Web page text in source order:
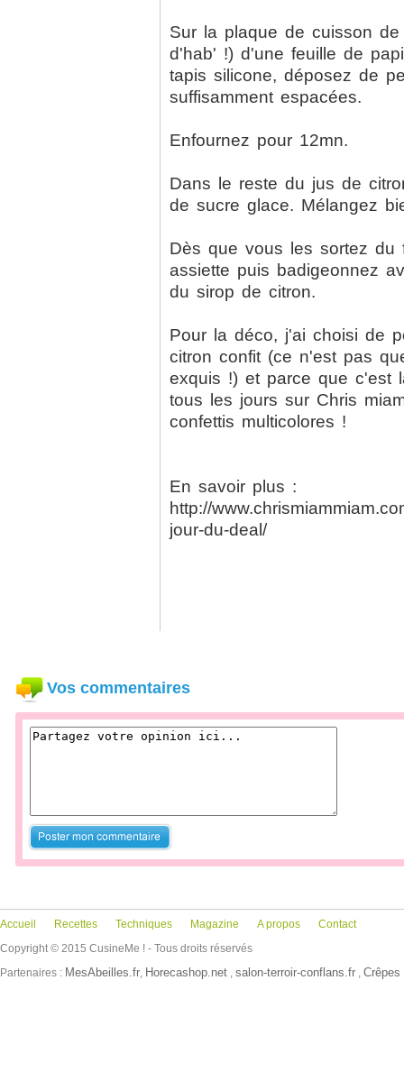
Sur la plaque de cuisson
d'hab' !) d'une feuille de
tapis silicone, déposez de
suffisamment espacées.
Enfournez pour 12mn.
Dans le reste du jus de
de sucre glace. Mélangez
Dès que vous les sortez du
assiette puis badigeonnez
du sirop de citron.
Pour la déco, j'ai choisi de
citron confit (ce n'est pas
exquis !) et parce que c'est
tous les jours sur Chris
confettis multicolores !
En savoir plus :
http://
jour-du-deal/
Vos commentaires
Accueil Recettes Techniques Magazine A propos
Contact
Copyright © 2015 CusineMe ! - Tous droits réservés
Partenaires : MesAbeilles.fr, Horecashop.net , salon-terroir-conflans.fr ,